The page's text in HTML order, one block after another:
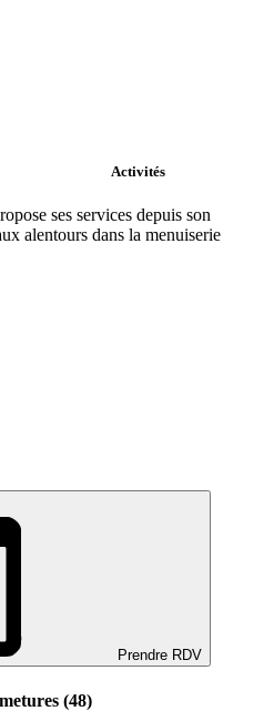
Activités
ses services depuis son
alentours dans la menuiserie
Prendre RDV
(48)